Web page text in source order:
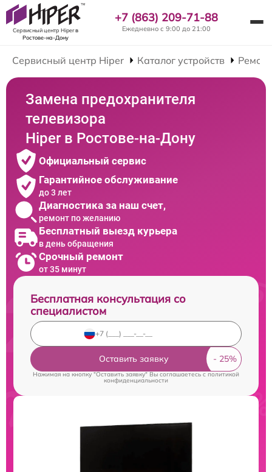
Сервисный центр Hiperв
Ростове-на-Дону
+7 (863) 209-71-88
Ежедневно с 9:00 до 21:00
Сервисный центр Hiper Каталог устройств
Замена предохранителя
телевизора
Hiper в Ростове-на-Дону
Официальный сервис
Гарантийное обслуживание
до 3 лет
Диагностика за наш счет,
ремонт по желанию
Бесплатный выезд курьера
в день обращения
Срочный ремонт
от 35 минут
Бесплатная консультация со
специалистом
Оставить заявку
Нажимая на кнопку "Оставить заявку" Вы соглашаетесь cполитикой
конфиденциальности